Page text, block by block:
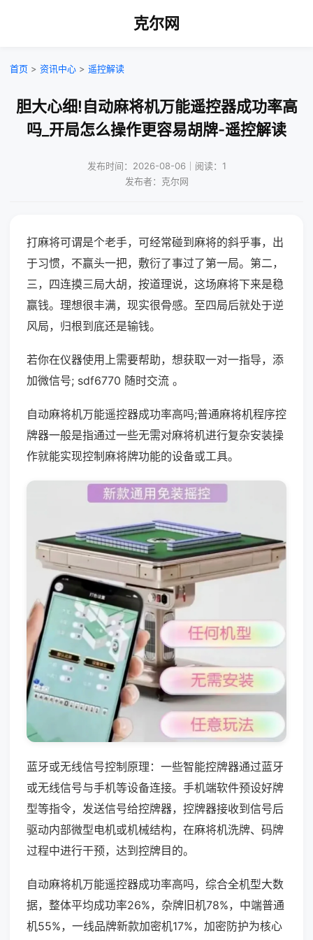
克尔网
首页 > 资讯中心 > 遥控解读
胆大心细!自动麻将机万能遥控器成功率高
吗_开局怎么操作更容易胡牌-遥控解读
发布时间：2026-08-06｜阅读：1
发布者：克尔网
打麻将可谓是个老手，可经常碰到麻将的斜乎事，出
于习惯，不赢头一把，敷衍了事过了第一局。第二，
三，四连摸三局大胡，按道理说，这场麻将下来是稳
赢钱。理想很丰满，现实很骨感。至四局后就处于逆
风局，归根到底还是输钱。
若你在仪器使用上需要帮助，想获取一对一指导，添
加微信号; sdf6770 随时交流 。
自动麻将机万能遥控器成功率高吗;普通麻将机程序控
牌器一般是指通过一些无需对麻将机进行复杂安装操
作就能实现控制麻将牌功能的设备或工具。
蓝牙或无线信号控制原理：一些智能控牌器通过蓝牙
或无线信号与手机等设备连接。手机端软件预设好牌
型等指令，发送信号给控牌器，控牌器接收到信号后
驱动内部微型电机或机械结构，在麻将机洗牌、码牌
过程中进行干预，达到控牌目的。
自动麻将机万能遥控器成功率高吗，综合全机型大数
据，整体平均成功率26%，杂牌旧机78%，中端普通
机55%，一线品牌新款加密机17%，加密防护为核心